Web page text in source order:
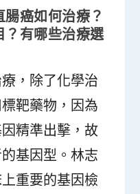
癌如何治療？
？有哪些治療選
，除了化學治
靶藥物，因為
精準出擊，故
基因型。林志
重要的基因檢